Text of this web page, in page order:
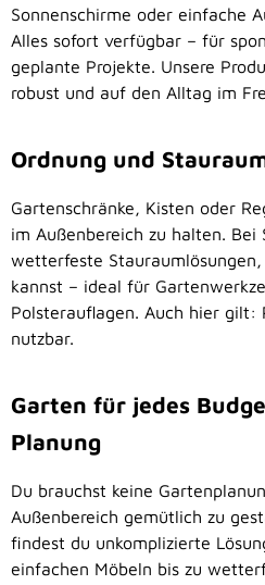
Sonnenschirme oder einfache
Alles sofort verfügbar – für
geplante Projekte. Unsere
robust und auf den Alltag im
Ordnung und
Gartenschränke, Kisten oder
im Außenbereich zu halten. Bei
wetterfeste
kannst – ideal für
Polsterauflagen. Auch hier gilt:
nutzbar.
Garten für jedes
Planung
Du brauchst keine
Außenbereich gemütlich zu
findest du unkomplizierte
einfachen Möbeln bis zu